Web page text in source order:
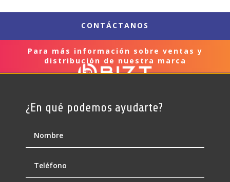
CONTÁCTANOS
Para más información sobre ventas y
distribución de nuestra marca
¿En qué podemos ayudarte?